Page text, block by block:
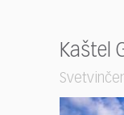
Kaštel